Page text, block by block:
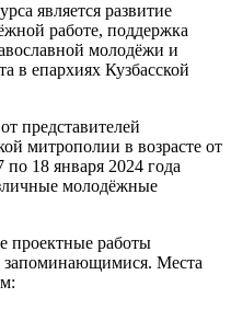
является развитие
работе, поддержка
молодёжи и
в епархиях Кузбасской
представителей
митрополии в возрасте от
по 18 января 2024 года
молодёжные
проектные работы
запоминающимися. Места